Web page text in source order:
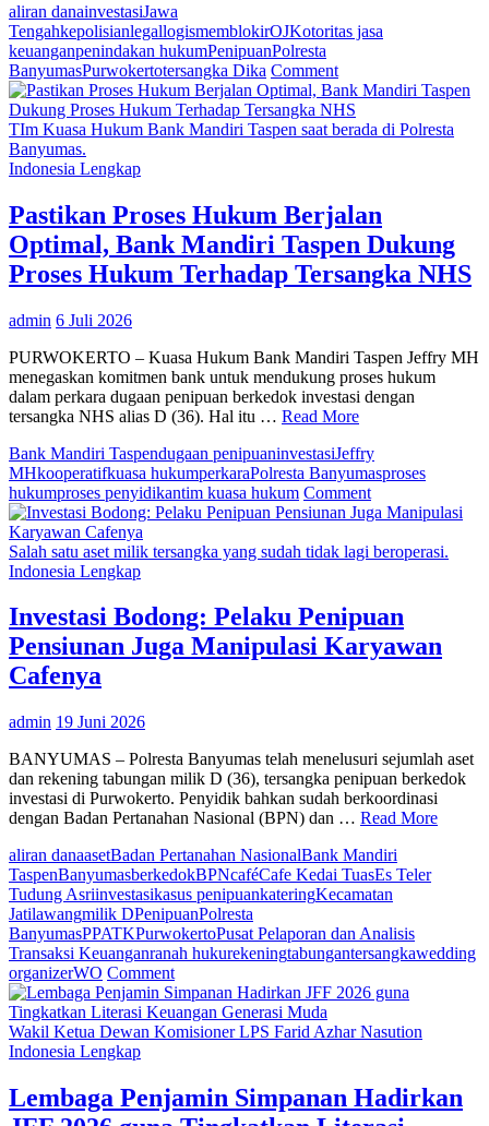
aliran danainvestasiJawa
TengahkepolisianlegallogismemblokirOJKotoritas jasa
keuanganpenindakan hukumPenipuanPolresta
BanyumasPurwokertotersangka Dika Commenton
OJK
Periksa
Sejumlah
Dukung
Proses
Hukum
Terhadap
Tersangka
Investasi
Bodong
TIm Kuasa Hukum Bank Mandiri Taspen saat berada di Polresta
Banyumas.
Indonesia Lengkap
Pastikan Proses Hukum Berjalan
Optimal, Bank Mandiri Taspen Dukung
Proses Hukum Terhadap Tersangka NHS
admin 6 Juli 2026
PURWOKERTO – Kuasa Hukum Bank Mandiri Taspen Jeffry MH
menegaskan komitmen bank untuk mendukung proses hukum
dalam perkara dugaan penipuan berkedok investasi dengan
tersangka NHS alias D (36). Hal itu … Read More
Bank Mandiri Taspendugaan penipuaninvestasiJeffry
MHkooperatifkuasa hukumperkaraPolresta Banyumasproses
hukumproses penyidikantim kuasa hukum Commenton
Pastikan
Hukum
Bank
Mandiri
Taspen
NHS
Salah satu aset milik tersangka yang sudah tidak lagi beroperasi.
Indonesia Lengkap
Investasi Bodong: Pelaku Penipuan
Pensiunan Juga Manipulasi Karyawan
Cafenya
admin 19 Juni 2026
BANYUMAS – Polresta Banyumas telah menelusuri sejumlah aset
dan rekening tabungan milik D (36), tersangka penipuan berkedok
investasi di Purwokerto. Penyidik bahkan sudah berkoordinasi
dengan Badan Pertanahan Nasional (BPN) dan … Read More
aliran danaasetBadan Pertanahan NasionalBank Mandiri
TaspenBanyumasberkedokBPNcaféCafe Kedai TuasEs Teler
Tudung Asriinvestasikasus penipuankateringKecamatan
Jatilawangmilik DPenipuanPolresta
BanyumasPPATKPurwokertoPusat Pelaporan dan Analisis
Transaksi Keuanganranah hukurekeningtabungantersangkawedding
organizerWO Commenton
Investasi
Bodong:
Pelaku
Manipulasi
Wakil Ketua Dewan Komisioner LPS Farid Azhar Nasution
Indonesia Lengkap
Lembaga Penjamin Simpanan Hadirkan